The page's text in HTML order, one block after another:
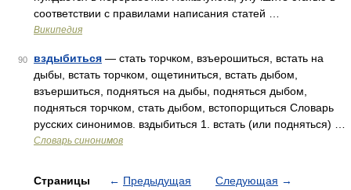
соответствии с правилами написания статей …
Википедия
90 вздыбиться — стать торчком, взъерошиться, встать на
дыбы, встать торчком, ощетиниться, встать дыбом,
взъершиться, подняться на дыбы, подняться дыбом,
подняться торчком, стать дыбом, встопорщиться Словарь
русских синонимов. вздыбиться 1. встать (или подняться) …
Словарь синонимов
Страницы ← Предыдущая Следующая →